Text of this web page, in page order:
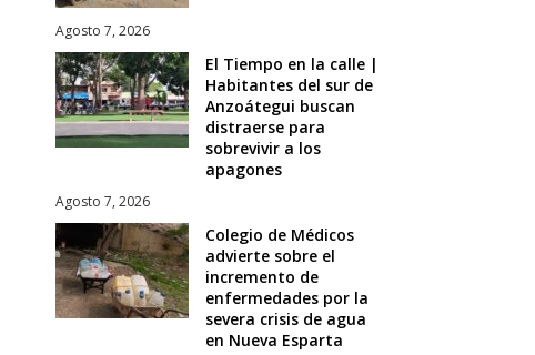
Agosto 7, 2026
El Tiempo en la calle |
Habitantes del sur de
Anzoátegui buscan
distraerse para
sobrevivir a los
apagones
Agosto 7, 2026
Colegio de Médicos
advierte sobre el
incremento de
enfermedades por la
severa crisis de agua
en Nueva Esparta